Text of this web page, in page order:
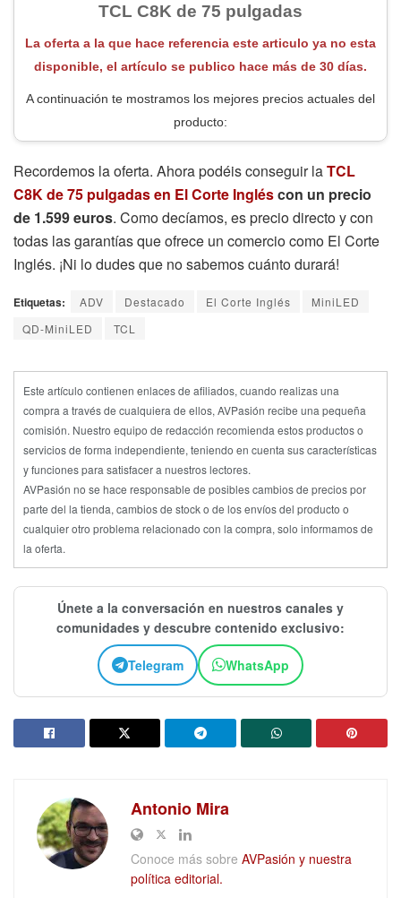
TCL C8K de 75 pulgadas
La oferta a la que hace referencia este articulo ya no esta
disponible, el artículo se publico hace más de 30 días.
A continuación te mostramos los mejores precios actuales del
producto:
Recordemos la oferta. Ahora podéis conseguir laTCL
C8K de 75 pulgadas en El Corte Ingléscon un precio
de 1.599 euros. Como decíamos, es precio directo y con
todas las garantías que ofrece un comercio como El Corte
Inglés. ¡Ni lo dudes que no sabemos cuánto durará!
Etiquetas: ADV Destacado El Corte Inglés
MiniLED
QD-MiniLED
TCL
Este artículo contienen enlaces de afiliados, cuando realizas una
compra a través de cualquiera de ellos, AVPasión recibe una pequeña
comisión. Nuestro equipo de redacción recomienda estos productos o
servicios de forma independiente, teniendo en cuenta sus características
y funciones para satisfacer a nuestros lectores.
AVPasión no se hace responsable de posibles cambios de precios por
parte del la tienda, cambios de stock o de los envíos del producto o
cualquier otro problema relacionado con la compra, solo informamos de
la oferta.
Únete a la conversación en nuestros canales y
comunidades y descubre contenido exclusivo:
Telegram WhatsApp
Antonio Mira
Conoce más sobre AVPasión y nuestra
política editorial.